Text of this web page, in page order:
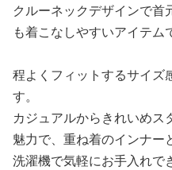
クルーネックデザインで
も着こなしやすいアイテム
程よくフィットするサイズ
す。
カジュアルからきれいめ
魅力で、重ね着のインナー
洗濯機で気軽にお手入れで